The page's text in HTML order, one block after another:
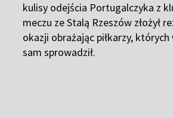
Pobierz aplikacjęTVP SPORT